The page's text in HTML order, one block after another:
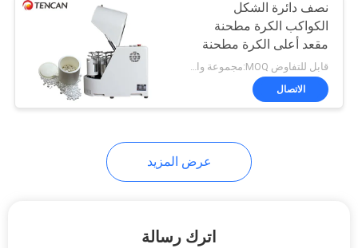
مسحوق آلة محطم
مسحوق يمزج آلة
نصف دائرة الشكل
الكواكب الكرة مطحنة
مقعد أعلى الكرة مطحنة
4L للتجربة
قابل للتفاوض MOQ:مجموعة واحدة
الاتصال
عرض المزيد
اترك رسالة